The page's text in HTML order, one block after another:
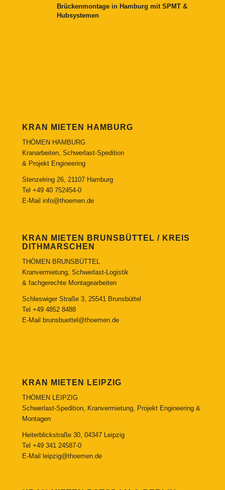
Brückenmontage in Hamburg mit SPMT &
Hubsystemen
KRAN MIETEN HAMBURG
THÖMEN HAMBURG
Kranarbeiten, Schwerlast-Spedition
& Projekt Engineering
Stenzelring 26, 21107 Hamburg
Tel +49 40 752454-0
E-Mail info@thoemen.de
KRAN MIETEN BRUNSBÜTTEL / KREIS
DITHMARSCHEN
THÖMEN BRUNSBÜTTEL
Kranvermietung, Schwerlast-Logistik
& fachgerechte Montagearbeiten
Schleswiger Straße 3, 25541 Brunsbüttel
Tel +49 4852 8488
E-Mail
brunsbuettel@thoemen.de
KRAN MIETEN LEIPZIG
THÖMEN LEIPZIG
Schwerlast-Spedition, Kranvermietung, Projekt Engineering &
Montagen
Heiterblickstraße 30, 04347 Leipzig
Tel +49 341 24587-0
E-Mail
leipzig@thoemen.de